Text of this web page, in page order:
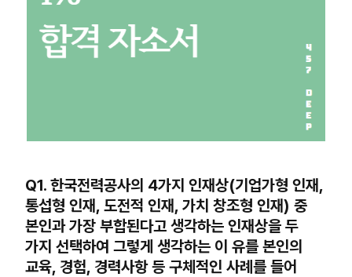
Q1. 한국전력공사의 4가지 인재상(기업가형 인재,
통섭형 인재, 도전적 인재, 가치 창조형 인재) 중
본인과 가장 부합된다고 생각하는 인재상을 두
가지 선택하여 그렇게 생각하는 이 유를 본인의
교육, 경험, 경력사항 등 구체적인 사례를 들어